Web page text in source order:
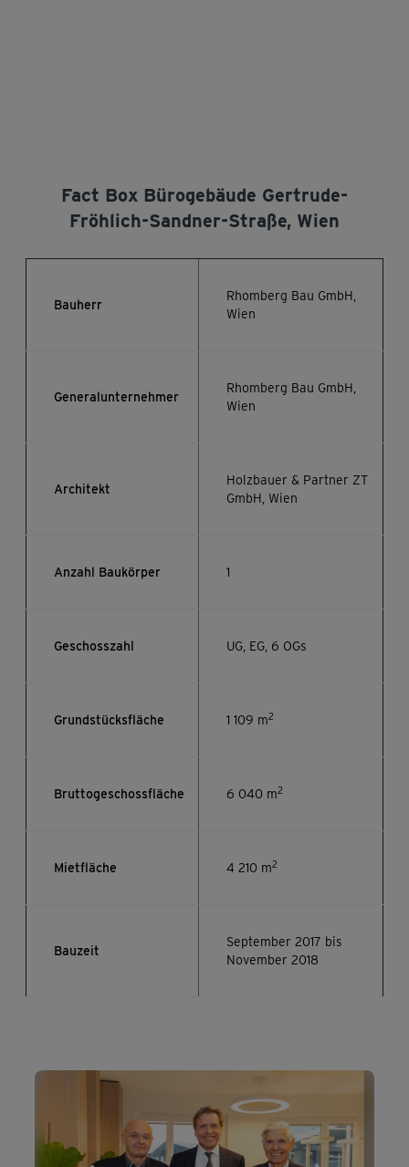
Fact Box Bürogebäude Gertrude-
Fröhlich-Sandner-Straße, Wien
Bauherr
Rhomberg Bau GmbH,
Wien
Generalunternehmer
Rhomberg Bau GmbH,
Wien
Architekt
Holzbauer & Partner ZT
GmbH, Wien
Anzahl Baukörper 1
Geschosszahl UG, EG, 6 OGs
Grundstücksfläche 1 109 m2
Bruttogeschossfläche 6 040 m2
Mietfläche 4 210 m2
Bauzeit
September 2017 bis
November 2018